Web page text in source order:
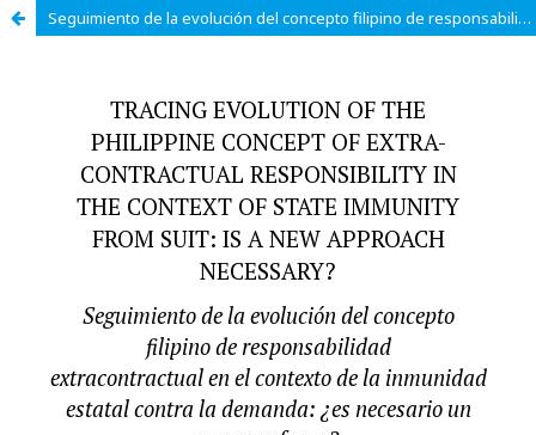
Seguimiento de la evolución del concepto filipino de responsabilidad extracontractual en el contexto de la inmunidad estatal contra la demanda: ¿es necesario un nuevo enfoque?